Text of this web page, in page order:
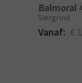
Balmoral
Siergrind
Vanaf: €